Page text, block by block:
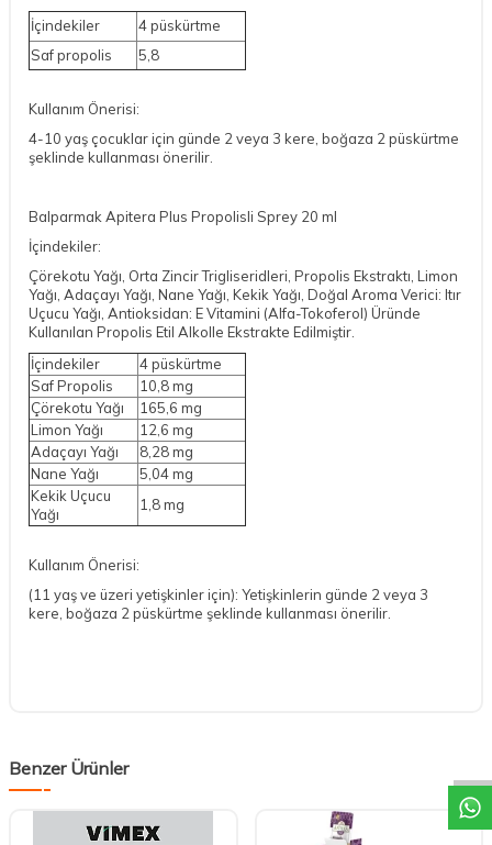
İçindekiler
4 püskürtme
Saf propolis
5,8
Kullanım Önerisi:
4-10 yaş çocuklar için günde 2 veya 3 kere, boğaza 2 püskürtme
şeklinde kullanması önerilir.
Balparmak Apitera Plus Propolisli Sprey 20 ml
İçindekiler:
Çörekotu Yağı, Orta Zincir Trigliseridleri, Propolis Ekstraktı, Limon
Yağı, Adaçayı Yağı, Nane Yağı, Kekik Yağı, Doğal Aroma Verici: Itır
Uçucu Yağı, Antioksidan: E Vitamini (Alfa-Tokoferol) Üründe
Kullanılan Propolis Etil Alkolle Ekstrakte Edilmiştir.
İçindekiler
4 püskürtme
Saf Propolis
10,8 mg
Çörekotu Yağı
165,6 mg
Limon Yağı
12,6 mg
Adaçayı Yağı
8,28 mg
Nane Yağı
5,04 mg
Kekik Uçucu
Yağı
1,8 mg
Kullanım Önerisi:
(11 yaş ve üzeri yetişkinler için): Yetişkinlerin günde 2 veya 3
kere, boğaza 2 püskürtme şeklinde kullanması önerilir.
Benzer Ürünler